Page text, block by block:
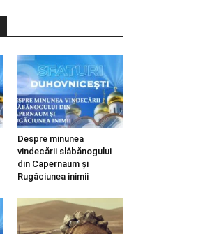
Despre minunea
vindecării slăbănogului
din Capernaum și
Rugăciunea inimii